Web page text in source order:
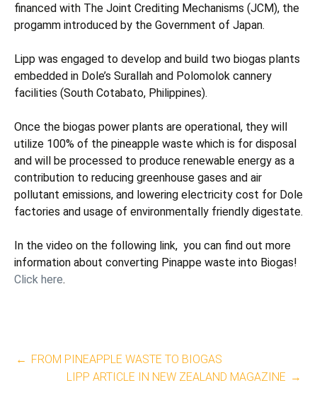
financed with The Joint Crediting Mechanisms (JCM), the
progamm introduced by the Government of Japan.
Lipp was engaged to develop and build two biogas plants
embedded in Dole’s Surallah and Polomolok cannery
facilities (South Cotabato, Philippines).
Once the biogas power plants are operational, they will
utilize 100% of the pineapple waste which is for disposal
and will be processed to produce renewable energy as a
contribution to reducing greenhouse gases and air
pollutant emissions, and lowering electricity cost for Dole
factories and usage of environmentally friendly digestate.
In the video on the following link, you can find out more
information about converting Pinappe waste into Biogas!
Click here.
投
← FROM PINEAPPLE WASTE TO BIOGAS
LIPP ARTICLE IN NEW ZEALAND MAGAZINE →